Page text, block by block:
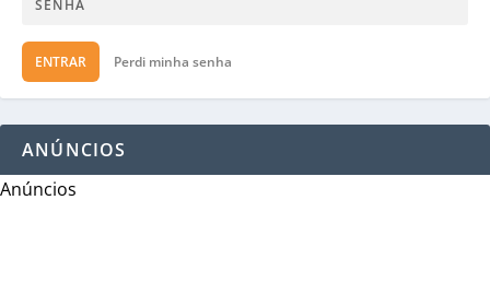
ENTRAR Perdi minha senha
ANÚNCIOS
Anúncios